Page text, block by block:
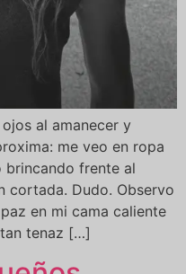
al amanecer y
me veo en ropa
frente al
cortada. Dudo. Observo
en mi cama caliente
tenaz […]